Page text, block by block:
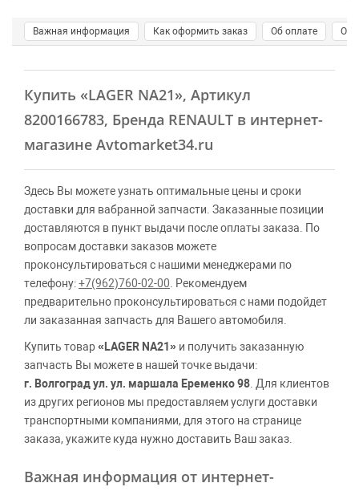
Важная информация Как оформить заказ Об оплате О
Купить «LAGER NA21», Артикул
8200166783, Бренда RENAULT в интернет-
магазине Avtomarket34.ru
Здесь Вы можете узнать оптимальные цены и сроки
доставки для вабранной запчасти. Заказанные позиции
доставляются в пункт выдачи после оплаты заказа. По
вопросам доставки заказов можете
проконсультироваться с нашими менеджерами по
телефону:+7(962)760-02-00 . Рекомендуем
предварительно проконсультироваться с нами подойдет
ли заказанная запчасть для Вашего автомобиля.
Купить товар«LAGER NA21» и получить заказанную
запчасть Вы можете в нашей точке выдачи:
г. Волгоград ул. ул. маршала Еременко 98 . Для клиентов
из других регионов мы предоставляем услуги доставки
транспортными компаниями, для этого на странице
заказа, укажите куда нужно доставить Ваш заказ.
Важная информация от интернет-